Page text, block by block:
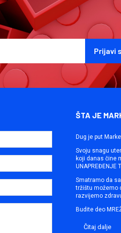
ŠTA JE
Dug je put
Svoju snagu
koji danas čine
UNAPREĐENJE
Smatramo da
tržištu možemo
razvijemo
Budite deo
Čitaj dalje